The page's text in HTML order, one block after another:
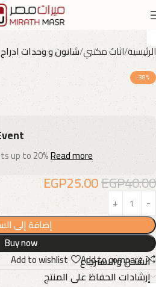
الرئيسية اثاث مكتبي شانون و وحدات ادراج
-38%
up to 20%Read more
EGP40.00
EGP25.00
إضافة إلى
Buy now
Add to compare
Add to wishlist
الشحن والاسترجاع
إرشادات الحفاظ على المنتج